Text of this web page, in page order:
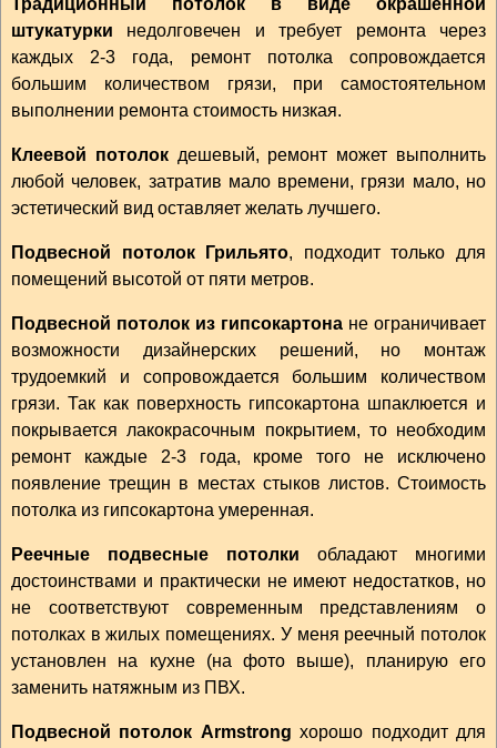
Традиционный потолок в виде окрашенной
штукатурки недолговечен и требует ремонта через
каждых 2-3 года, ремонт потолка сопровождается
большим количеством грязи, при самостоятельном
выполнении ремонта стоимость низкая.
Клеевой потолокдешевый, ремонт может выполнить
любой человек, затратив мало времени, грязи мало, но
эстетический вид оставляет желать лучшего.
Подвесной потолок Грильято, подходит только для
помещений высотой от пяти метров.
Подвесной потолок из гипсокартона не ограничивает
возможности дизайнерских решений, но монтаж
трудоемкий и сопровождается большим количеством
грязи. Так как поверхность гипсокартона шпаклюется и
покрывается лакокрасочным покрытием, то необходим
ремонт каждые 2-3 года, кроме того не исключено
появление трещин в местах стыков листов. Стоимость
потолка из гипсокартона умеренная.
Реечные подвесные потолки обладают многими
достоинствами и практически не имеют недостатков, но
не соответствуют современным представлениям о
потолках в жилых помещениях. У меня реечный потолок
установлен на кухне (на фото выше), планирую его
заменить натяжным из ПВХ.
Подвесной потолок Armstrong хорошо подходит для